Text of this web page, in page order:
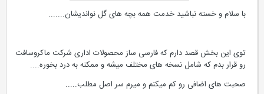
با سلام و خسته نباشید خدمت همه بچه های گل نواندیشان.......
توی این بخش قصد دارم که فارسی ساز محصولات اداری شرکت ماکروسافت
رو قرار بدم که شامل نسخه های مختلف میشه و ممکنه به درد بخوره....
صحبت های اضافی رو کم میکنم و میرم سر اصل مطلب.....